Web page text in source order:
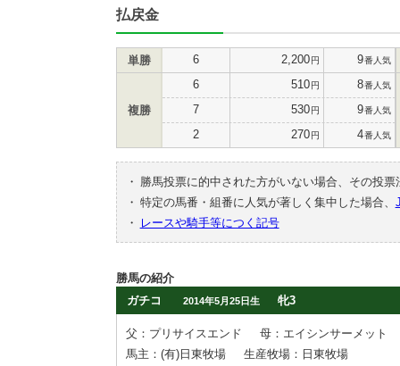
払戻金
単勝 6 2,200円 9番人気
複勝
6 510円 8番人気
7 530円 9番人気
2 270円 4番人気
・
勝馬投票に的中された方がいない場合、その投
・ 特定の馬番・組番に人気が著しく集中した場合、
・
レースや騎手等につく記号
勝馬の紹介
ガチコ
2014年5月25日生 牝3
父：プリサイスエンド
母：エイシンサーメット
馬主：(有)日東牧場
生産牧場：日東牧場